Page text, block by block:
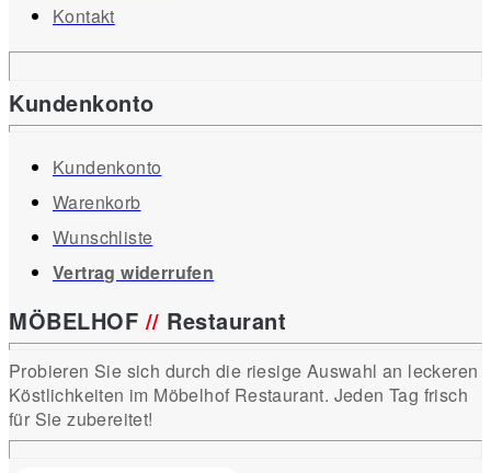
Kontakt
Kundenkonto
Kundenkonto
Warenkorb
Wunschliste
Vertrag widerrufen
MÖBELHOF // Restaurant
Probieren Sie sich durch die riesige Auswahl an leckeren
Köstlichkeiten im Möbelhof Restaurant. Jeden Tag frisch
für Sie zubereitet!